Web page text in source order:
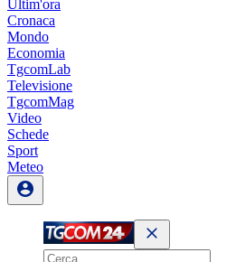
Ultim'ora
Cronaca
Mondo
Economia
TgcomLab
Televisione
TgcomMag
Video
Schede
Sport
Meteo